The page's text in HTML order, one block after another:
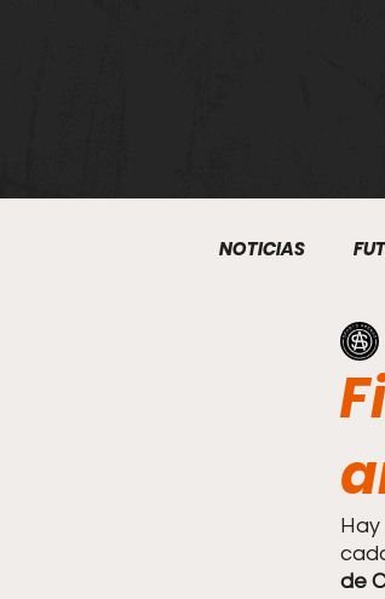
NOTICIAS
ATLETISMO
de